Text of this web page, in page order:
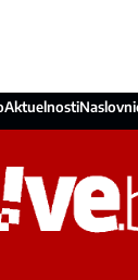
Aktuelnosti